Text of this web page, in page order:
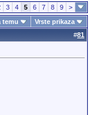
3 4 5 6 7 8 9
>
temu
Vrste prikaza
#81